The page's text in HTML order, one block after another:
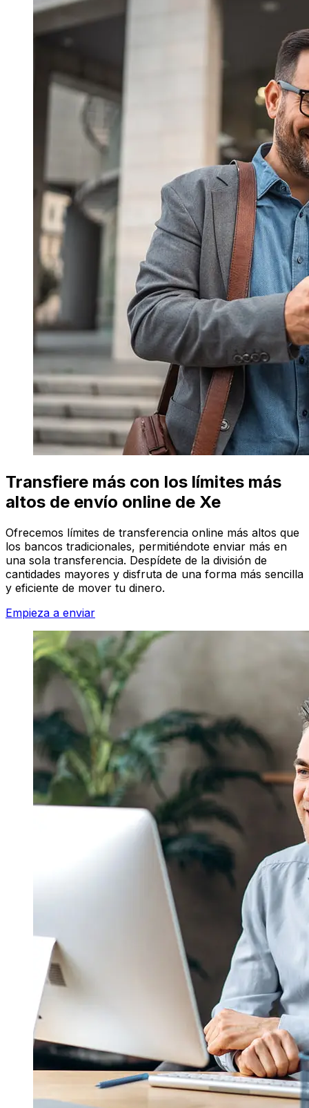
Transfiere más con los límites más
altos de envío online de Xe
Ofrecemos límites de transferencia online más altos que
los bancos tradicionales, permitiéndote enviar más en
una sola transferencia. Despídete de la división de
cantidades mayores y disfruta de una forma más sencilla
y eficiente de mover tu dinero.
Empieza a enviar